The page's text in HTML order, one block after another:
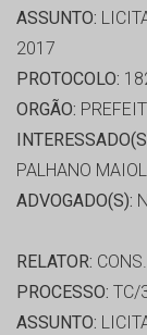
ASSUNTO:
2017
PROTOCOLO:
ORGÃO:
PALHANO
ADVOGADO(S):
RELATOR:
PROCESSO: TC/
ASSUNTO: